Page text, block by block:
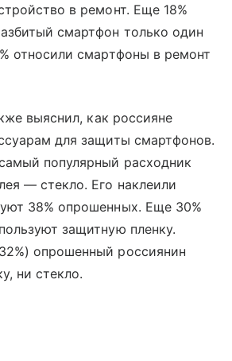
в ремонт. Еще 18%
смартфон только один
относили смартфоны в ремонт
выяснил, как россияне
для защиты смартфонов.
популярный расходник
— стекло. Его наклеили
38% опрошенных. Еще 30%
защитную пленку.
опрошенный россиянин
ни стекло.